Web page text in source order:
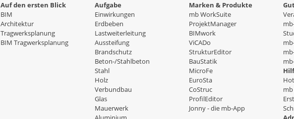
Auf den ersten Blick
BIM
Architektur
Tragwerksplanung
BIM Tragwerksplanung
Aufgabe
Einwirkungen
Erdbeben
Lastweiterleitung
Aussteifung
Brandschutz
Beton-/Stahlbeton
Stahl
Holz
Verbundbau
Glas
Mauerwerk
Marken & Produkte
mb WorkSuite
ProjektManager
BIMwork
ViCADo
StrukturEditor
BauStatik
MicroFe
EuroSta
CoStruc
ProfilEditor
Jonny - die mb-App
mb